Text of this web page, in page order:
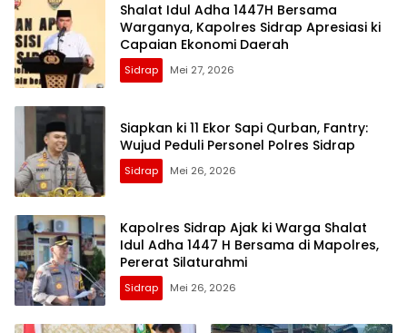
Shalat Idul Adha 1447H Bersama
Warganya, Kapolres Sidrap Apresiasi ki
Capaian Ekonomi Daerah
Sidrap Mei 27, 2026
Siapkan ki 11 Ekor Sapi Qurban, Fantry:
Wujud Peduli Personel Polres Sidrap
Sidrap Mei 26, 2026
Kapolres Sidrap Ajak ki Warga Shalat
Idul Adha 1447 H Bersama di Mapolres,
Pererat Silaturahmi
Sidrap Mei 26, 2026